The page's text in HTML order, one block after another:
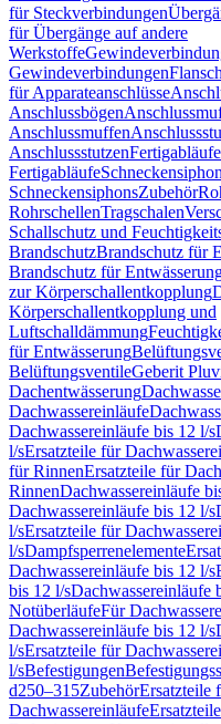
für Steckverbindungen
für Übergänge auf andere
Werkstoffe
Gewindeverbindungen
für Apparateanschlüsse
Anschlussbögen
Anschlussmuffen
AnschlussstutzenFertigabläufe
Fertigabläufe
SchneckensiphonsZubehör
RohrschellenTragschalen
Schallschutz und
BrandschutzBrandschutz für
Brandschutz für
zur Körperschallentkopplung
Körperschallentkopplung und
Luftschalldämmung
für Entwässerung
BelüftungsventileGeberit
Dachentwässerung
Dachwassereinläufe
Dachwassereinläufe bis 12 l/s
l/sErsatzteile für
für RinnenErsatzteile für
RinnenDachwassereinläufe
Dachwassereinläufe bis 12 l/s
l/sErsatzteile für
l/sDampfsperrenelemente
Dachwassereinläufe bis 12 l/s
bis 12 l/sDachwassereinläufe
NotüberläufeFür
Dachwassereinläufe bis 12 l/s
l/sErsatzteile für
l/sBefestigungen
d250–315ZubehörErsatzteile
Dachwassereinläufe